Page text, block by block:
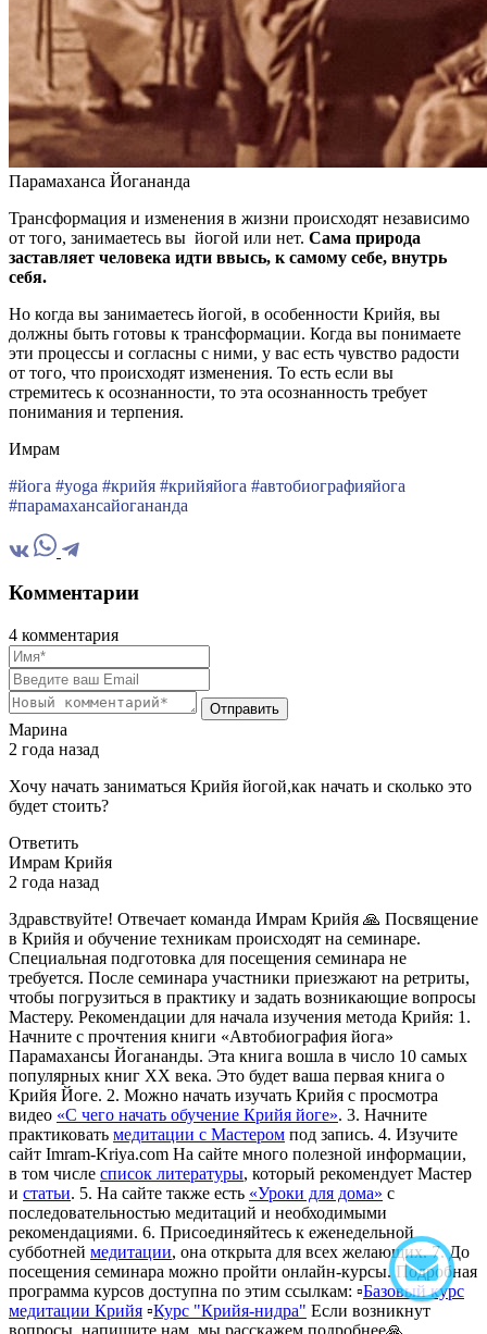
Парамаханса Йогананда
Трансформация и изменения в жизни происходят независимо
от того, занимаетесь вы йогой или нет. Сама природа
заставляет человека идти ввысь, к самому себе, внутрь
себя.
Но когда вы занимаетесь йогой, в особенности Крийя, вы
должны быть готовы к трансформации. Когда вы понимаете
эти процессы и согласны с ними, у вас есть чувство радости
от того, что происходят изменения. То есть если вы
стремитесь к осознанности, то эта осознанность требует
понимания и терпения.
Имрам
#йога #yoga #крийя #крийяйога #автобиографияйога
#парамахансайогананда
Комментарии
4 комментария
Отправить
Марина
2 года назад
Хочу начать заниматься Крийя йогой,как начать и сколько это
будет стоить?
Ответить
Имрам Крийя
2 года назад
Здравствуйте! Отвечает команда Имрам Крийя 🙏 Посвящение
в Крийя и обучение техникам происходят на семинаре.
Специальная подготовка для посещения семинара не
требуется. После семинара участники приезжают на ретриты,
чтобы погрузиться в практику и задать возникающие вопросы
Мастеру. Рекомендации для начала изучения метода Крийя: 1.
Начните с прочтения книги «Автобиография йога»
Парамахансы Йогананды. Эта книга вошла в число 10 самых
популярных книг XX века. Это будет ваша первая книга о
Крийя Йоге. 2. Можно начать изучать Крийя с просмотра
видео «С чего начать обучение Крийя йоге». 3. Начните
практиковать медитации с Мастером под запись. 4. Изучите
сайт Imram-Kriya.com На сайте много полезной информации,
в том числе список литературы, который рекомендует Мастер
и статьи. 5. На сайте также есть «Уроки для дома» с
последовательностью медитаций и необходимыми
рекомендациями. 6. Присоединяйтесь к еженедельной
субботней медитации, она открыта для всех желающих. 7. До
посещения семинара можно пройти онлайн-курсы. Подробная
программа курсов доступна по этим ссылкам: ▫Базовый курс
медитации Крийя ▫Курс "Крийя-нидра" Если возникнут
вопросы, напишите нам, мы расскажем подробнее🙏